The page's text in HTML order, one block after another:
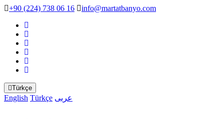
+90 (224) 738 06 16 info@martatbanyo.com
Türkçe
English Türkçe عربى